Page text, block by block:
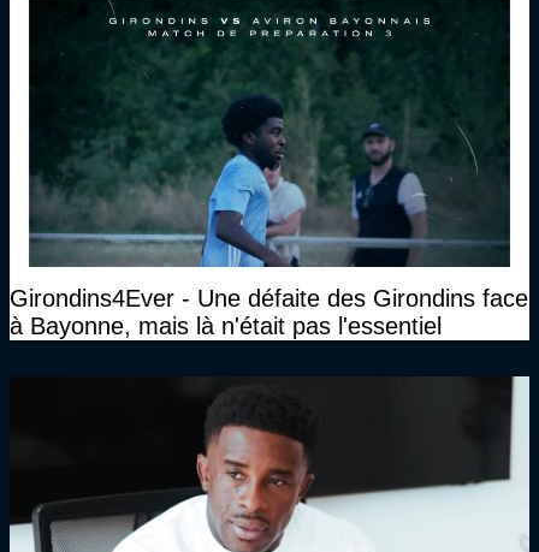
Girondins4Ever - Une défaite des Girondins face
à Bayonne, mais là n'était pas l'essentiel